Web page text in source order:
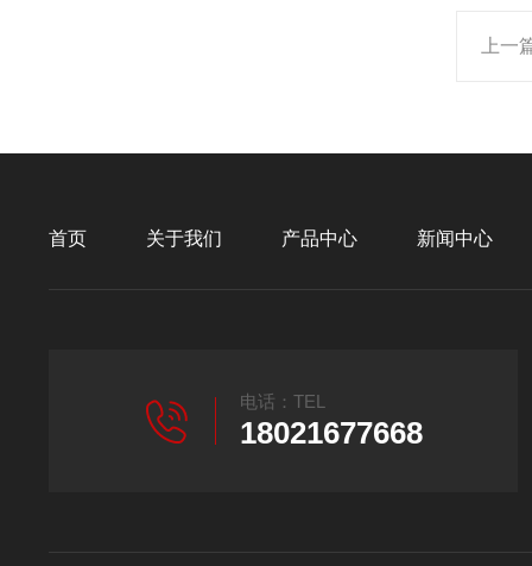
上一
首页 关于我们 产品中心 新闻中心
电话：TEL
18021677668